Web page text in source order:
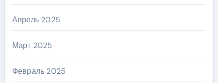
Апрель 2025
Март 2025
Февраль 2025